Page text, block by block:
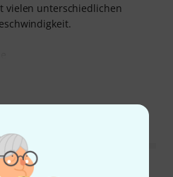
vielen unterschiedlichen
Erwartungen